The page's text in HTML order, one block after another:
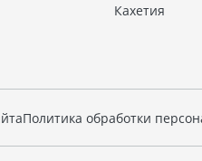
Кахетия
Политика обработки